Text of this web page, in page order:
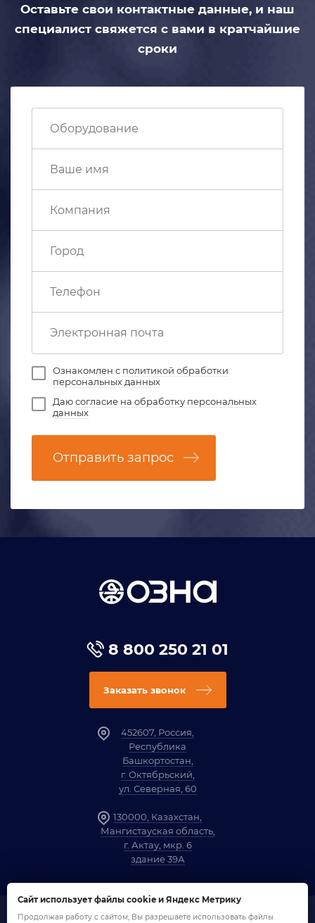
Оставьте свои контактные данные, и наш
специалист свяжется с вами в кратчайшие
сроки
Ознакомлен с политикой обработки
персональных данных
Даюсогласие на обработку персональных
данных
Отправить запрос
8 800 250 21 01
Заказать звонок
452607, Россия,
Республика
Башкортостан,
г. Октябрьский,
ул. Северная, 60
130000, Казахстан,
Мангистауская область,
г. Актау, мкр. 6
здание 39А
1958-2026 © Компания «ОЗНА»
Сайт использует файлы cookie и Яндекс Метрику
Продолжая работу с сайтом, Вы разрешаете использовать файлы